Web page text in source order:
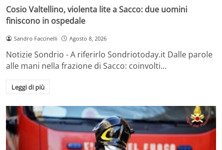
Cosio Valtellino, violenta lite a Sacco: due uomini
finiscono in ospedale
Sandro Faccinelli Agosto 8, 2026
Notizie Sondrio - A riferirlo Sondriotoday.it Dalle parole
alle mani nella frazione di Sacco: coinvolti…
Leggi di più